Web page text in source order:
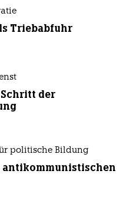
Triebabfuhr
der
politische Bildung
antikommunistischen